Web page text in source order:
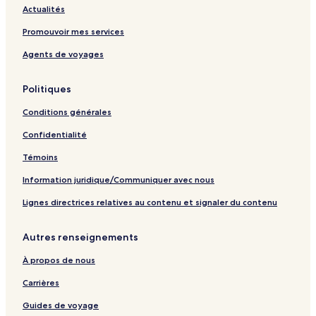
g
e
r
a
n
l
a
g
e
:
l
e
u
v
r
a
t
a
a
e
t
l
a
a
e
n
o
v
n
t
l
a
a
e
Actualités
Promouvoir mes services
Agents de voyages
Politiques
Conditions générales
Confidentialité
Témoins
Information juridique/Communiquer avec nous
Lignes directrices relatives au contenu et signaler du contenu
Autres renseignements
À propos de nous
Carrières
Guides de voyage